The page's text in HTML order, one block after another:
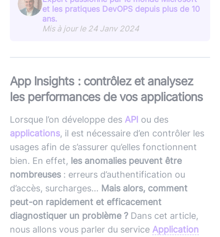
et les pratiques DevOPS depuis plus de 10
ans.
Mis à jour le 24 Janv 2024
App Insights : contrôlez et analysez
les performances de vos applications
Lorsque l’on développe des API ou des
applications, il est nécessaire d’en contrôler les
usages afin de s’assurer qu’elles fonctionnent
bien. En effet, les anomalies peuvent être
nombreuses : erreurs d’authentification ou
d’accès, surcharges… Mais alors, comment
peut-on rapidement et efficacement
diagnostiquer un problème ? Dans cet article,
nous allons vous parler du service Application